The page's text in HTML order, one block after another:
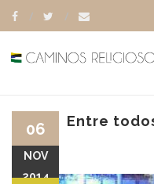
Entre
06
NOV
2014